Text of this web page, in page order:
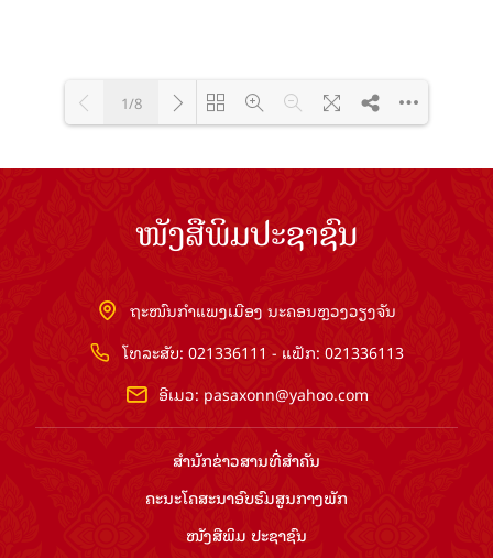
Loading PDF 100% ...
1/8
ໜັງສືພິມປະຊາຊົນ
ຖະໜົນກຳແພງເມືອງ ນະຄອນຫຼວງວຽງຈັນ
ໂທລະສັບ: 021336111 - ແຟັກ: 021336113
ອີເມວ: pasaxonn@yahoo.com
ສຳ​ນັກ​ຂ່າວ​ສານ​ທີ່​ສຳ​ຄັນ​
ຄະນະໂຄສະນາອົບຮົມ​ສູນ​ກາງ​ພັກ
ໜັງສືພິມ ປະ​ຊາ​ຊົນ